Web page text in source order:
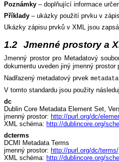
Poznámky – doplňující informace
Příklady – ukázky použití prvku v
Ukázky zápisu prvků v XML jsou
1.2 Jmenné prostory a
Jmenný prostor pro Metadatový
dokumentu uveden jiný jmenný
Nadřazený metadatový prvek metadata
V tomto standardu jsou použity
dc
Dublin Core Metadata Element Set,
jmenný prostor: http://purl.org/dc/
XML schéma: http://dublincore.org/
dcterms
DCMI Metadata Terms
jmenný prostor: http://purl.org/dc/terms/
XML schéma: http://dublincore.org/